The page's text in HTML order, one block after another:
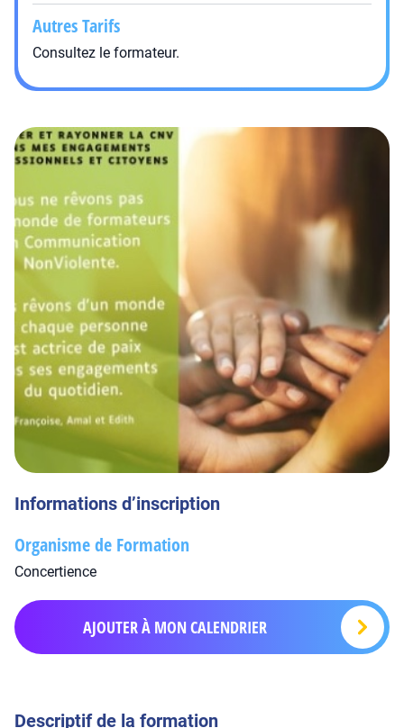
Autres Tarifs
Consultez le formateur.
Informations d’inscription
Organisme de Formation
Concertience
AJOUTER À MON CALENDRIER
Descriptif de la formation